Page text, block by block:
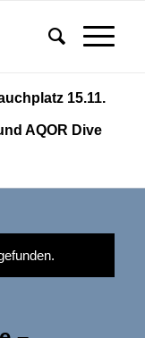
15.11.
AQOR Dive